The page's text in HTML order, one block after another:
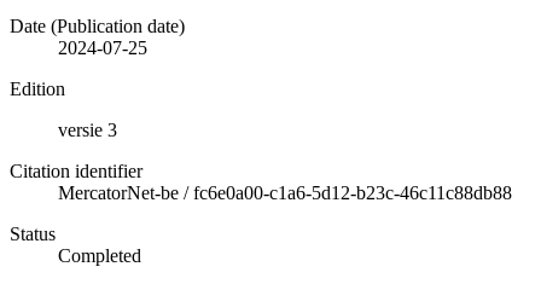
Date (Publication date)
2024-07-25
Edition
versie 3
Citation identifier
MercatorNet-be /fc6e0a00-c1a6-5d12-b23c-46c11c88db88
Status
Completed